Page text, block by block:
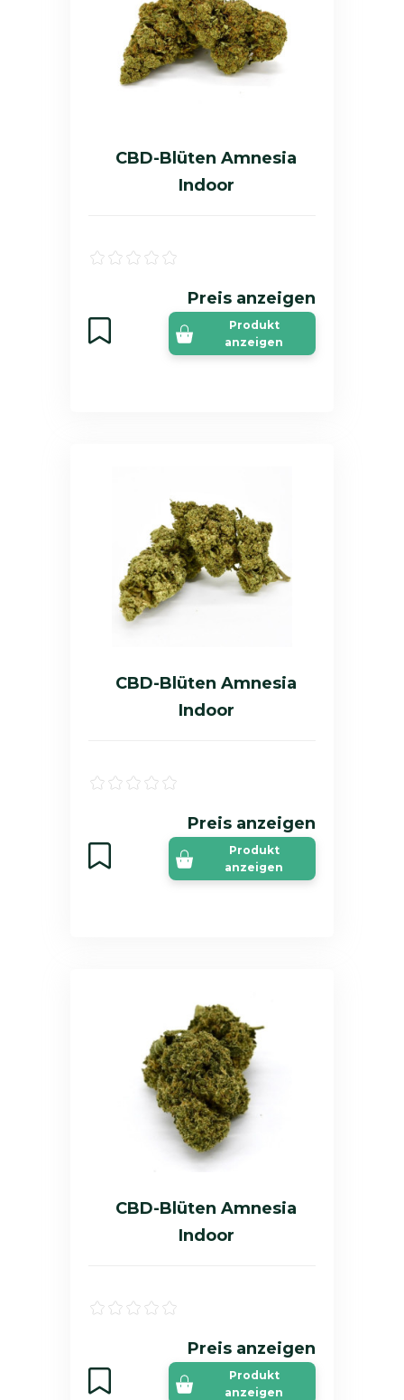
CBD-Blüten Amnesia
Indoor
Preis anzeigen
Produkt
anzeigen
CBD-Blüten Amnesia
Indoor
Preis anzeigen
Produkt
anzeigen
CBD-Blüten Amnesia
Indoor
Preis anzeigen
Produkt
anzeigen